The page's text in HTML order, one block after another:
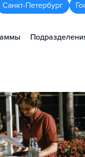
Санкт-Петербург